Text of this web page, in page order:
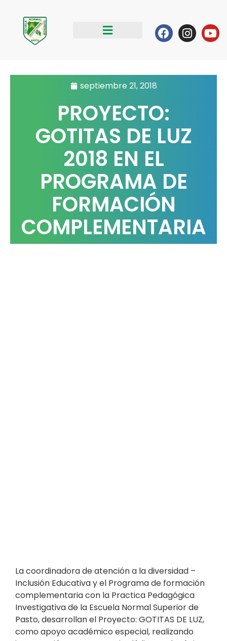
contenido
Facebook
septiembre 21, 2018
PROYECTO:
GOTITAS DE LUZ
2018 EN EL
PROGRAMA DE
FORMACIÓN
COMPLEMENTARIA
La coordinadora de atención a la diversidad –
Inclusión Educativa y el Programa de formación
complementaria con la Practica Pedagógica
Investigativa de la Escuela Normal Superior de
Pasto, desarrollan el Proyecto: GOTITAS DE LUZ,
como apoyo académico especial, realizando